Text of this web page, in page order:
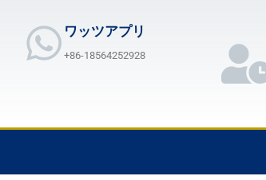
ワッツアプリ
+86-18564252928